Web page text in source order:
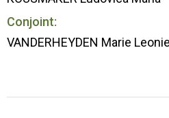
Conjoint:
VANDERHEYDEN Marie